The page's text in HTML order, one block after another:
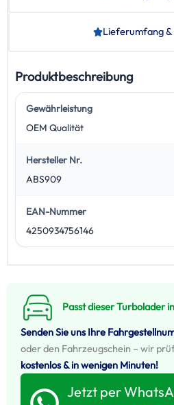
Lieferumfang
Produktbeschreibung
Gewährleistung
OEM Qualität
Hersteller Nr.
ABS909
EAN-Nummer
4250934756146
Passt dieser Turbolader
Senden Sie uns Ihre
oder den Fahrzeugschein – wir
kostenlos & in wenigen Minuten!
Jetzt per